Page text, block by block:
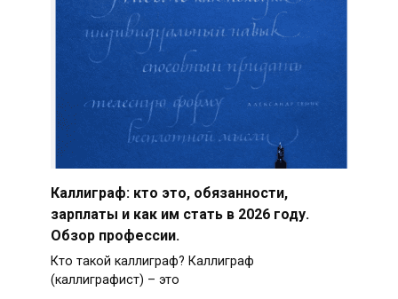
Каллиграф: кто это, обязанности,
зарплаты и как им стать в 2026 году.
Обзор профессии.
Кто такой каллиграф? Каллиграф
(каллиграфист) – это